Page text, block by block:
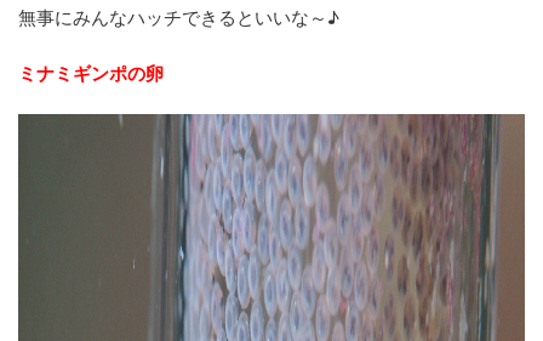
無事にみんなハッチできるといいな～♪
ミナミギンポの卵